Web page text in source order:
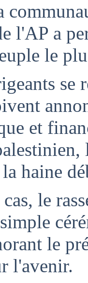
l'AP a
le
se
et
haine
le
le
l'avenir.